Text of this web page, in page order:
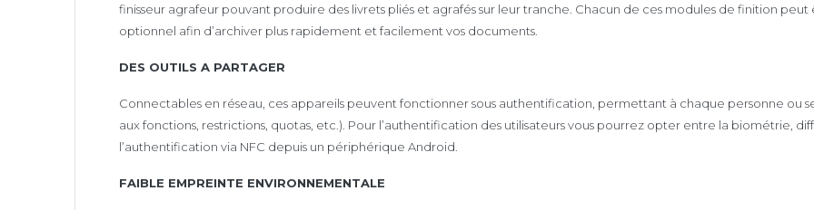
finisseur agrafeur pouvant produire des livrets pliés et agrafés sur leur tranche. Chacun de ces modules de finition
optionnel afin d’archiver plus rapidement et facilement vos documents.
DES OUTILS A PARTAGER
Connectables en réseau, ces appareils peuvent fonctionner sous authentification, permettant à chaque personne ou
aux fonctions, restrictions, quotas, etc.). Pour l’authentification des utilisateurs vous pourrez opter entre la biométrie,
l’authentification via NFC depuis un périphérique Android.
FAIBLE EMPREINTE ENVIRONNEMENTALE